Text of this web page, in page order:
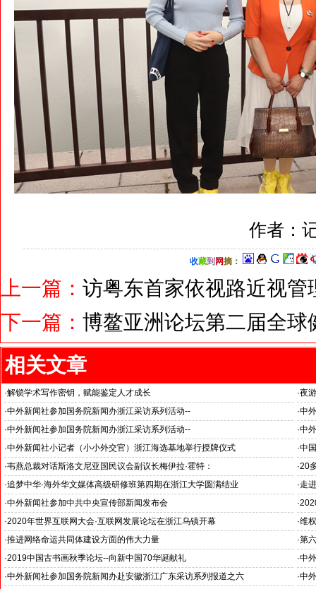
作者：
收藏到 网摘：
上一篇： 访粤东首家依视路近视管
下一篇： 博鳌亚洲论坛第二届全
相关文章
·解锁学术写作密钥，赋能鉴定人才成长 ·夜
·中外新闻社参加国务院新闻办浙江采访系列活动--
杭州大学人工智能领域取得创造性成就
·中
浙
·中外新闻社参加国务院新闻办浙江采访系列活动--
推动科技创新和产业创新深度融合
·中
《湘
·中外新闻社小记者（小小外交官）浙江海选基地举行授牌仪式 ·中
·韦燕总裁对话斯洛文尼亚国民议会副议长梅伊拉·霍特： ·20
·追梦中华·海外华文媒体高级研修班第四期在浙江大学圆满结业 ·走
·中外新闻社参加中共中央宣传部新闻发布会 ·
·2020年世界互联网大会·互联网发展论坛在浙江乌镇开幕 ·维
·推进网络命运共同体建设方面的伟大力量 ·第
·2019中国古书画秋季论坛--向新中国70华诞献礼 ·中
·中外新闻社参加国务院新闻办赴安徽浙江广东采访系列报道之六 ·中